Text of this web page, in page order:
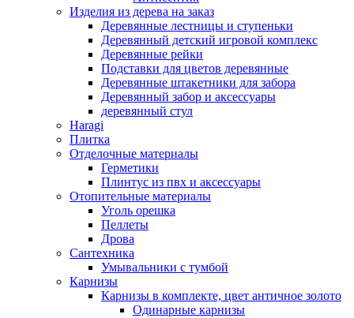
Изделия из дерева на заказ
Деревянные лестницы и ступеньки
Деревянный детский игровой комплекс
Деревянные рейки
Подставки для цветов деревянные
Деревянные штакетники для забора
Деревянный забор и аксессуары
деревянный стул
Haragi
Плитка
Отделочные материалы
Герметики
Плинтус из пвх и аксессуары
Отопительные материалы
Уголь орешка
Пеллеты
Дрова
Сантехника
Умывальники с тумбой
Карнизы
Карнизы в комплекте, цвет античное золото
Одинарные карнизы